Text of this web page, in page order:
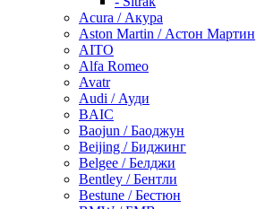
Acura / Акура
Aston Martin / Астон Мартин
AITO
Alfa Romeo
Avatr
Audi / Ауди
BAIC
Baojun / Баоджун
Beijing / Биджинг
Belgee / Белджи
Bentley / Бентли
Bestune / Бестюн